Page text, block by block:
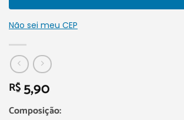
Não sei meu CEP
R$5,90
Composição: